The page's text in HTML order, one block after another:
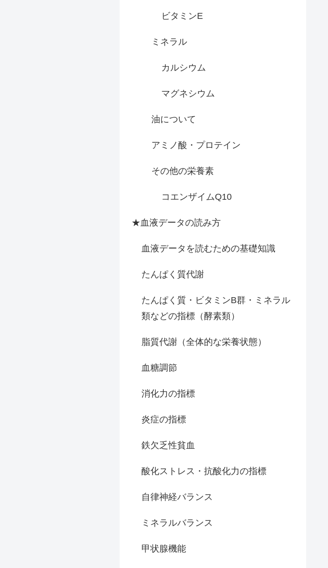
ビタミンE
ミネラル
カルシウム
マグネシウム
油について
アミノ酸・プロテイン
その他の栄養素
コエンザイムQ10
★血液データの読み方
血液データを読むための基礎知識
たんぱく質代謝
たんぱく質・ビタミンB群・ミネラル
類などの指標（酵素類）
脂質代謝（全体的な栄養状態）
血糖調節
消化力の指標
炎症の指標
鉄欠乏性貧血
酸化ストレス・抗酸化力の指標
自律神経バランス
ミネラルバランス
甲状腺機能